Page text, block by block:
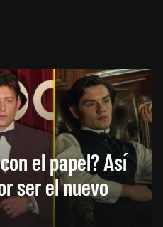
el papel? Así
ser el nuevo